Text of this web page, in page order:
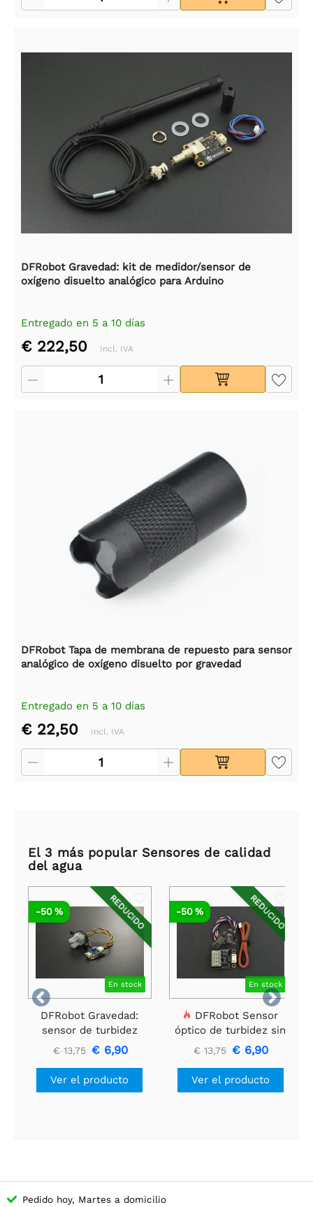
DFRobot Gravedad: kit de medidor/sensor de
oxígeno disuelto analógico para Arduino
Entregado en 5 a 10 días
€ 222,50 Incl. IVA
DFRobot Tapa de membrana de repuesto para sensor
analógico de oxígeno disuelto por gravedad
Entregado en 5 a 10 días
€ 22,50 Incl. IVA
El 3 más popular Sensores de calidad
del agua


REDUCIDO
En stock
-50 %
DFRobot Gravedad:
sensor de turbidez
analógico para Arduino
€ 13,75 € 6,90
Ver el producto
REDUCIDO
En stock
-50 %
DFRobot Sensor
óptico de turbidez sin
contacto UART para
Arduino
€ 13,75 € 6,90
Ver el producto
Pedido hoy, Martes a domicilio